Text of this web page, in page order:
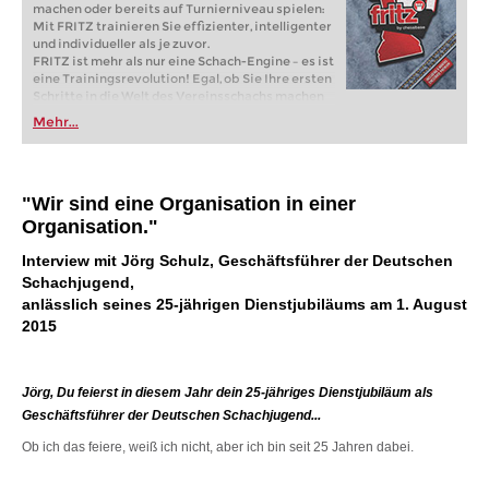
machen oder bereits auf Turnierniveau spielen:
Mit FRITZ trainieren Sie effizienter, intelligenter
und individueller als je zuvor.
FRITZ ist mehr als nur eine Schach-Engine – es ist
eine Trainingsrevolution! Egal, ob Sie Ihre ersten
Schritte in die Welt des Vereinsschachs machen
oder bereits auf Turnierniveau spielen: Mit
FRITZ trainieren Sie effizienter, intelligenter und
individueller als je zuvor.
Mehr...
"Wir sind eine Organisation in einer
Organisation."
Interview mit Jörg Schulz, Geschäftsführer der Deutschen
Schachjugend,
anlässlich seines 25-jährigen Dienstjubiläums am 1. August
2015
Jörg, Du feierst in diesem Jahr dein 25-jähriges Dienstjubiläum als
Geschäftsführer der Deutschen Schachjugend...
Ob ich das feiere, weiß ich nicht, aber ich bin seit 25 Jahren dabei.